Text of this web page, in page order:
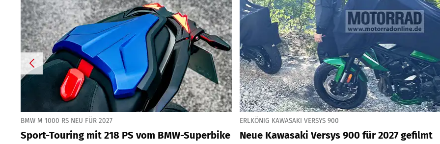
BMW M 1000 RS NEU FÜR 2027
Sport-Touring mit 218 PS vom BMW-Superbike
ERLKÖNIG KAWASAKI VERSYS 900
Neue Kawasaki Versys 900 für 2027 gefilmt